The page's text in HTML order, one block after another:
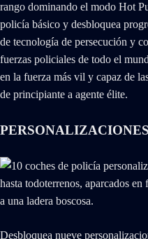
rango dominando el modo Hot
policía básico y desbloquea
de tecnología de persecución y
fuerzas policiales de todo el
en la fuerza más vil y capaz de
de principiante a agente élite.
Desbloquea nueve